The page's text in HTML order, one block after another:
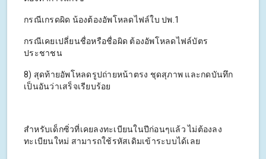
กรณีเกรดผิด น้องต้องอัพโหลดไฟล์ใบ ปพ.1
กรณีเคยเปลี่ยนชื่อหรือชื่อผิด ต้องอัพโหลดไฟล์บัตร
ประชาชน
8) สุดท้ายอัพโหลดรูปถ่ายหน้าตรง ชุดสุภาพ และกดบันทึก
เป็นอันว่าเสร็จเรียบร้อย
สำหรับเด็กซิ่วที่เคยลงทะเบียนในปีก่อนๆแล้ว ไม่ต้องลง
ทะเบียนใหม่ สามารถใช้รหัสเดิมเข้าระบบได้เลย